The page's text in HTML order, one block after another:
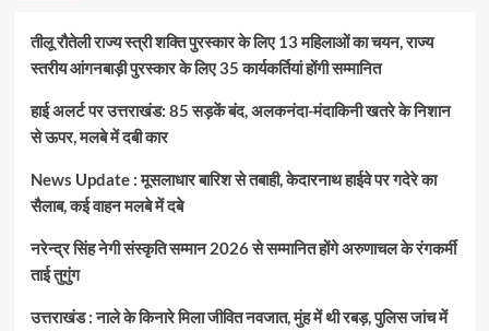
तीलू रौतेली राज्य स्त्री शक्ति पुरस्कार के लिए 13 महिलाओं का चयन, राज्य
स्तरीय आंगनबाड़ी पुरस्कार के लिए 35 कार्यकर्तियां होंगी सम्मानित
हाई अलर्ट पर उत्तराखंड: 85 सड़कें बंद, अलकनंदा-मंदाकिनी खतरे के निशान
से ऊपर, मलबे में दबी कार
News Update : मूसलाधार बारिश से तबाही, केदारनाथ हाईवे पर गदेरे का
सैलाब, कई वाहन मलबे में दबे
नरेन्द्र सिंह नेगी संस्कृति सम्मान 2026 से सम्मानित होंगे अरुणाचल के रंगकर्मी
ताई तुगुंग
उत्तराखंड : नाले के किनारे मिला जीवित नवजात, मुंह में थी रबड़, पुलिस जांच में